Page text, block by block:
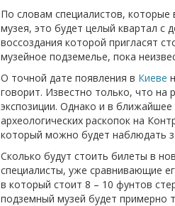
По словам специалистов,
музея, это будет целый квартал с
воссоздания которой пригласят
музейное подземелье, пока
О точной дате появления в Киеве
говорит. Известно только, что на
экспозиции. Однако и в
археологических раскопок на
который можно будет наблюдать
Сколько будут стоить билеты в
специалисты, уже сравнивающие
в который стоит 8 – 10 фунтов
подземный музей будет примерно